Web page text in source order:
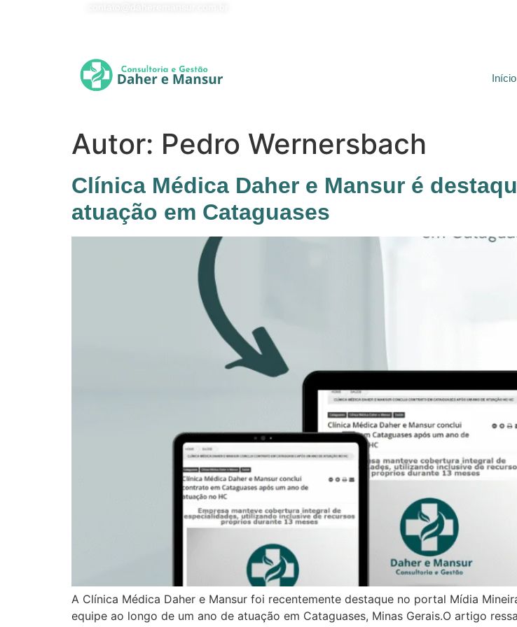
Início
Autor: Pedro Wernersbach
Clínica Médica Daher e Mansur é
atuação em Cataguases
A Clínica Médica Daher e Mansur foi recentemente destaque no portal Mídia
equipe ao longo de um ano de atuação em Cataguases, Minas Gerais.O artigo